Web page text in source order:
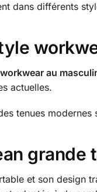
dans différents
au
actuelles.
tenues modernes
grande
et son design